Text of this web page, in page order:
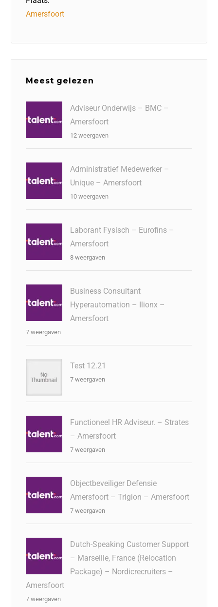
Amersfoort
Meest gelezen
Adviseur Onderwijs – BMC –
Amersfoort
12 weergaven
Administratief Medewerker –
Unique – Amersfoort
10 weergaven
Laborant Fysisch – Eurofins –
Amersfoort
8 weergaven
Business Consultant
Hyperautomation – Ilionx –
Amersfoort
7 weergaven
Test 12.21
7 weergaven
Functioneel HR Adviseur. – Strates
– Amersfoort
7 weergaven
Objectbeveiliger Defensie
Amersfoort – Trigion – Amersfoort
7 weergaven
Dutch-Speaking Customer Support
– Marseille, France (Relocation
Package) – Nordicrecruiters –
Amersfoort
7 weergaven